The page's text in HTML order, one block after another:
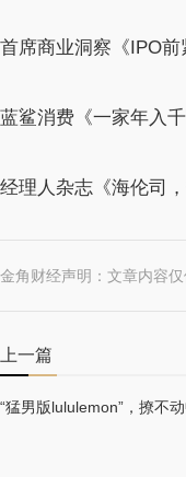
首席商业洞察《IPO
蓝鲨消费《一家年入
经理人杂志《海伦司，
金角财经声明：文章内容
上一篇
“猛男版lululemon”，撩不